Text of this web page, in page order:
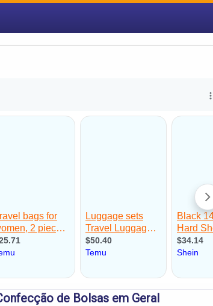
de Bolsas em Geral